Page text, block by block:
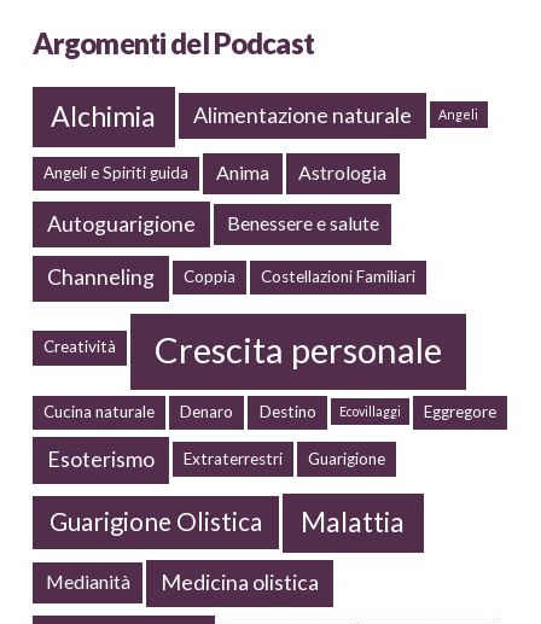
Argomenti del Podcast
Alchimia Alimentazione naturale Angeli
Angeli e Spiriti guida Anima Astrologia
Autoguarigione Benessere e salute
Channeling Coppia Costellazioni Familiari
Creatività Crescita personale
Cucina naturale Denaro Destino Ecovillaggi Eggregore
Esoterismo Extraterrestri Guarigione
Guarigione Olistica Malattia
Medianità Medicina olistica